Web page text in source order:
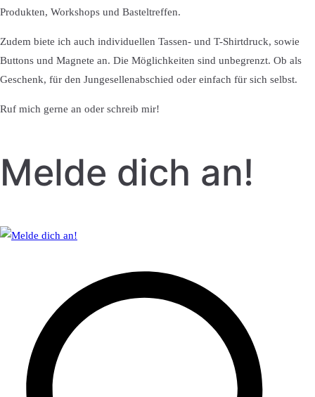
Produkten, Workshops und Basteltreffen.
Zudem biete ich auch individuellen Tassen- und T-Shirtdruck, sowie
Buttons und Magnete an. Die Möglichkeiten sind unbegrenzt. Ob als
Geschenk, für den Jungesellenabschied oder einfach für sich selbst.
Ruf mich gerne an oder schreib mir!
Melde dich an!